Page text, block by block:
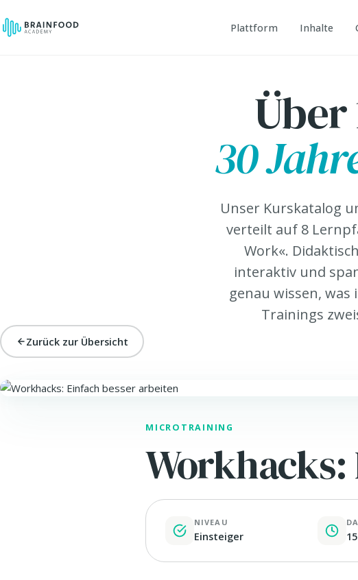
Plattform Inhalte
Über
30
Unser Kurskatalog
verteilt auf 8
Work«.
interaktiv und
genau wissen,
Trainings
Zurück zur Übersicht
MICROTRAINING
Workhacks:
NIVEAU
Einsteiger